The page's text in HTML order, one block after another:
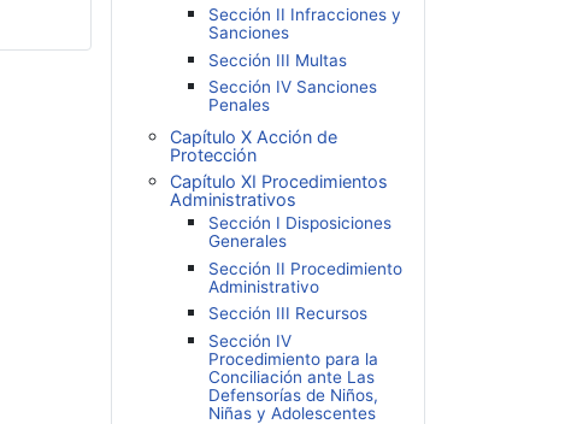
Sección II Infracciones y
Sanciones
Sección III Multas
Sección IV Sanciones
Penales
Capítulo X Acción de
Protección
Capítulo XI Procedimientos
Administrativos
Sección I Disposiciones
Generales
Sección II Procedimiento
Administrativo
Sección III Recursos
Sección IV
Procedimiento para la
Conciliación ante Las
Defensorías de Niños,
Niñas y Adolescentes